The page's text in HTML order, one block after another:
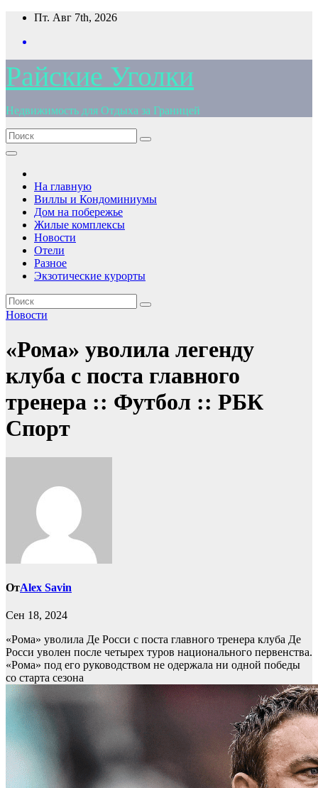
Перейти
содержимому
Пт. Авг 7th, 2026
Райские Уголки
Недвижимость для Отдыха за Границей
На главную
Виллы и Кондоминиумы
Дом на побережье
Жилые комплексы
Новости
Отели
Разное
Экзотические курорты
Новости
«Рома» уволила легенду
клуба с поста главного
тренера :: Футбол :: РБК
Спорт
ОтAlex Savin
Сен 18, 2024
«Рома» уволила Де Росси с поста главного тренера клуба Де
Росси уволен после четырех туров национального первенства.
«Рома» под его руководством не одержала ни одной победы
со старта сезона